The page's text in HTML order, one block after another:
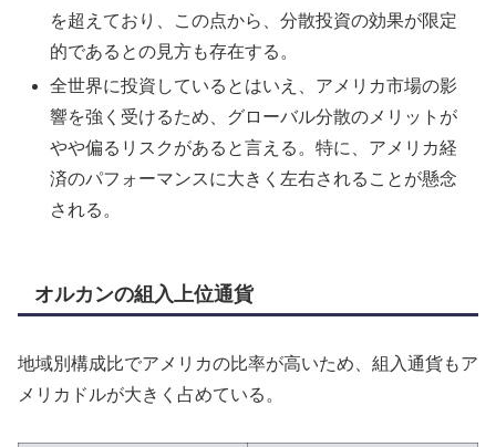
を超えており、この点から、分散投資の効果が限定
的であるとの見方も存在する。
全世界に投資しているとはいえ、アメリカ市場の影
響を強く受けるため、グローバル分散のメリットが
やや偏るリスクがあると言える。特に、アメリカ経
済のパフォーマンスに大きく左右されることが懸念
される。
オルカンの組入上位通貨
地域別構成比でアメリカの比率が高いため、組入通貨もア
メリカドルが大きく占めている。